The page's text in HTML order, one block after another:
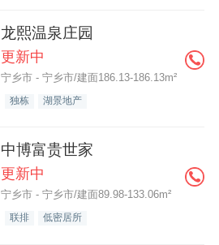
龙熙温泉庄园
更新中
宁乡市 - 宁乡市/建面186.13-186.13m²
独栋 湖景地产
中博富贵世家
更新中
宁乡市 - 宁乡市/建面89.98-133.06m²
联排 低密居所